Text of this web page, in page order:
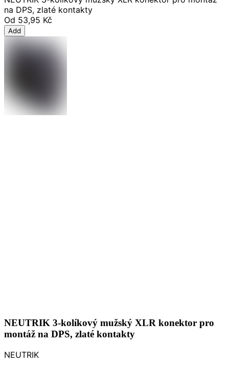
na DPS, zlaté kontakty
Od 53,95 Kč
Add
NEUTRIK 3-kolíkový mužský XLR konektor pro
montáž na DPS, zlaté kontakty
NEUTRIK